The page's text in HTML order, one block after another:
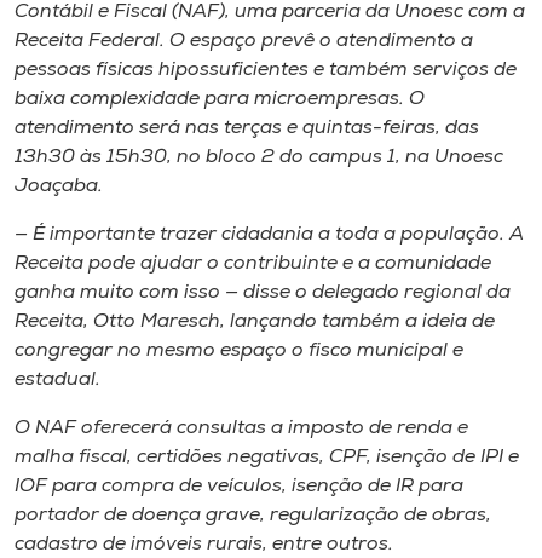
Store
Selecione
Contábil e Fiscal (NAF), uma parceria da Unoesc com a
Receita Federal. O espaço prevê o atendimento a
pessoas físicas hipossuficientes e também serviços de
baixa complexidade para microempresas. O
atendimento será nas terças e quintas-feiras, das
13h30 às 15h30, no bloco 2 do campus 1, na Unoesc
Joaçaba.
— É importante trazer cidadania a toda a população. A
Receita pode ajudar o contribuinte e a comunidade
ganha muito com isso — disse o delegado regional da
Receita, Otto Maresch, lançando também a ideia de
congregar no mesmo espaço o fisco municipal e
estadual.
O NAF oferecerá consultas a imposto de renda e
malha fiscal, certidões negativas, CPF, isenção de IPI e
IOF para compra de veículos, isenção de IR para
portador de doença grave, regularização de obras,
cadastro de imóveis rurais, entre outros.